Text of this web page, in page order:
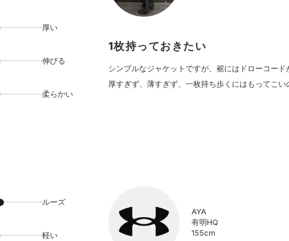
厚い
伸びる
柔らかい
1枚持っておきたい
シンプルなジャケットですが、裾にはドローコード
厚すぎず、薄すぎず、一枚持ち歩くにはもってこい
AYA
有明HQ
155cm
ルーズ
軽い